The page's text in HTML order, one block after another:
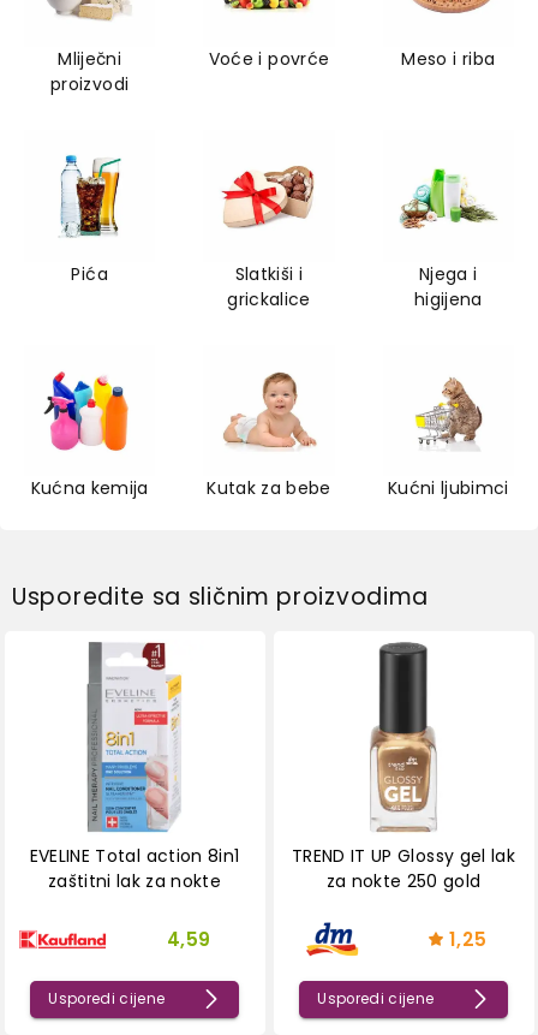
Mliječni
proizvodi
Voće i povrće Meso i riba
Pića
Slatkiši i
grickalice
Njega i
higijena
Kućna kemija Kutak za bebe Kućni ljubimci
Usporedite sa sličnim proizvodima
EVELINE Total action 8in1
zaštitni lak za nokte
4,59
Usporedi cijene
TREND IT UP Glossy gel lak
za nokte 250 gold
1,25
Usporedi cijene